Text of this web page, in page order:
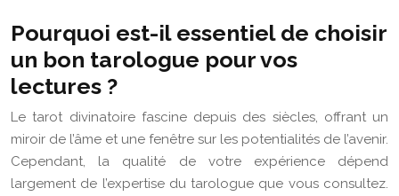
Pourquoi est-il essentiel de choisir
un bon tarologue pour vos
lectures ?
Le tarot divinatoire fascine depuis des siècles, offrant un
miroir de l’âme et une fenêtre sur les potentialités de l’avenir.
Cependant, la qualité de votre expérience dépend
largement de l’expertise du tarologue que vous consultez.